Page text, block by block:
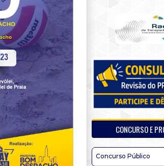
CONCURSO E
Concurso Público